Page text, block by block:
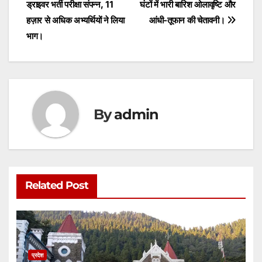
p o
k
n
er
navigation
घंटों में भारी बारिश ओलावृष्टि और
आंधी-तूफान की चेतावनी।
ड्राइवर भर्ती परीक्षा संपन्न, 11
हज़ार से अधिक अभ्यर्थियों ने लिया
भाग।
Byadmin
Related Post
प्रदेश